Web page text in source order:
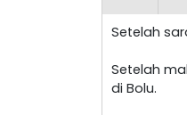
Setelah
Setelah
di Bolu.